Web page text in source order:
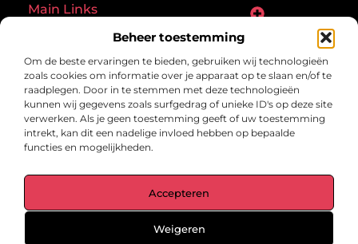
Beheer toestemming
Om de beste ervaringen te bieden, gebruiken wij technologieën
zoals cookies om informatie over je apparaat op te slaan en/of te
raadplegen. Door in te stemmen met deze technologieën
kunnen wij gegevens zoals surfgedrag of unieke ID's op deze site
verwerken. Als je geen toestemming geeft of uw toestemming
intrekt, kan dit een nadelige invloed hebben op bepaalde
functies en mogelijkheden.
Accepteren
Weigeren
Main Links
inspirerende verhalen.
Ontdek blogs en artikelen over alles wat het dagelijks leven boeiend
maakt.